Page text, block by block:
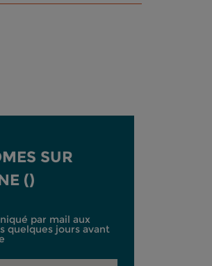
SUR
()
par mail aux
quelques jours avant